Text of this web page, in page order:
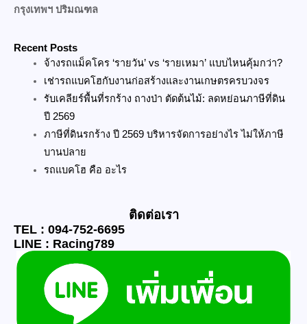
กรุงเทพฯ ปริมณฑล
Recent Posts
จ้างรถแม็คโคร ‘รายวัน’ vs ‘รายเหมา’ แบบไหนคุ้มกว่า?
เช่ารถแบคโฮกับงานก่อสร้างและงานเกษตรครบวงจร
รับเคลียร์พื้นที่รกร้าง ถางป่า ตัดต้นไม้: ลดหย่อนภาษีที่ดิน
ปี 2569
ภาษีที่ดินรกร้าง ปี 2569 บริหารจัดการอย่างไร ไม่ให้ภาษี
บานปลาย
รถแบคโฮ คือ อะไร
ติดต่อเรา
TEL : 094-752-6695
LINE : Racing789